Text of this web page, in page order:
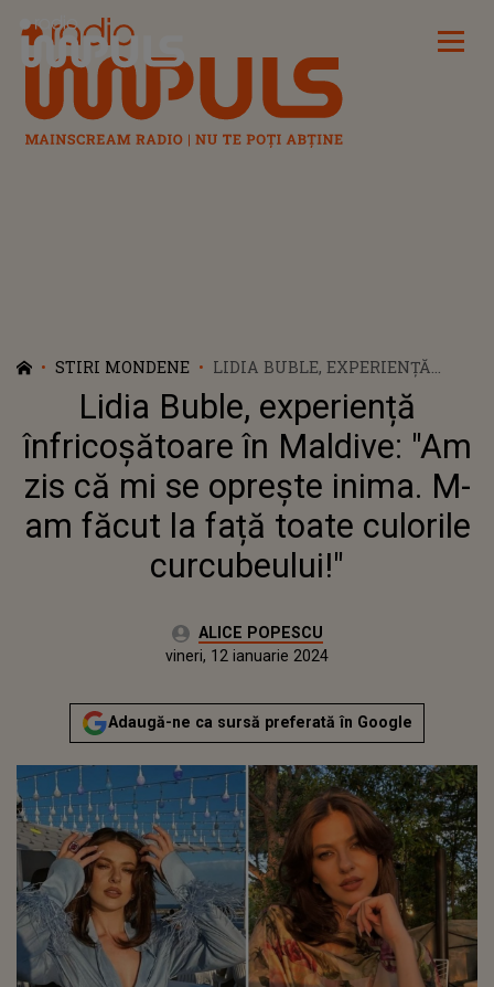
Radio Impuls
STIRI MONDENE
LIDIA BUBLE, EXPERIENȚĂ
ÎNFRICOȘĂTOARE ÎN MALDIVE:
"AM ZIS CĂ MI SE OPREȘTE
INIMA. M-AM FĂCUT LA FAȚĂ
TOATE CULORILE
CURCUBEULUI!"
Lidia Buble, experiență
înfricoșătoare în Maldive: "Am
zis că mi se oprește inima. M-
am făcut la față toate culorile
curcubeului!"
Autor:ALICE POPESCU
Actualizat:
vineri, 12 ianuarie 2024
Adaugă-ne ca sursă preferată în Google